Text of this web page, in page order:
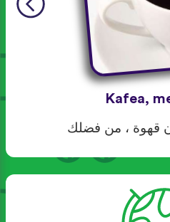
Kafea,
قهوة ، من فضلك